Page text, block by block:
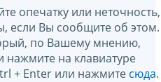
опечатку или неточность,
если Вы сообщите об этом.
по Вашему мнению,
нажмите на клавиатуре
+ Enter или нажмите сюда.